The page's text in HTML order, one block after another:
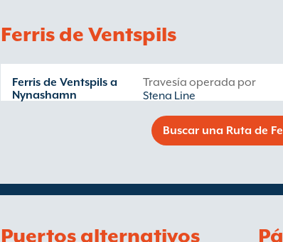
Ferris de Ventspils
Ferris de Ventspils a
Nynashamn
Travesía operada por
Stena Line
Buscar una Ruta de
Puertos alternativos